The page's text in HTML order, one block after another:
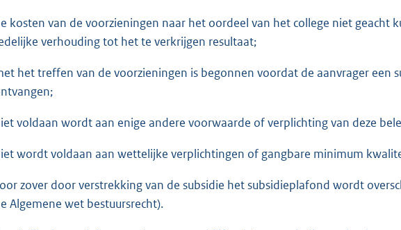
kosten van de voorzieningen naar het oordeel van het college niet geacht
verhouding tot het te verkrijgen resultaat;
het treffen van de voorzieningen is begonnen voordat de aanvrager een
voldaan wordt aan enige andere voorwaarde of verplichting van deze
wordt voldaan aan wettelijke verplichtingen of gangbare minimum
zover door verstrekking van de subsidie het subsidieplafond wordt
Algemene wet bestuursrecht).